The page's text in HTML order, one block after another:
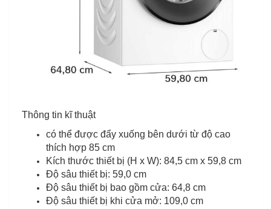
Thông tin kĩ thuật
có thể được đẩy xuống bên dưới từ độ cao
thích hợp 85 cm
Kích thước thiết bị (H x W): 84,5 cm x 59,8 cm
Độ sâu thiết bị: 59,0 cm
Độ sâu thiết bị bao gồm cửa: 64,8 cm
Độ sâu thiết bị khi cửa mở: 109,0 cm